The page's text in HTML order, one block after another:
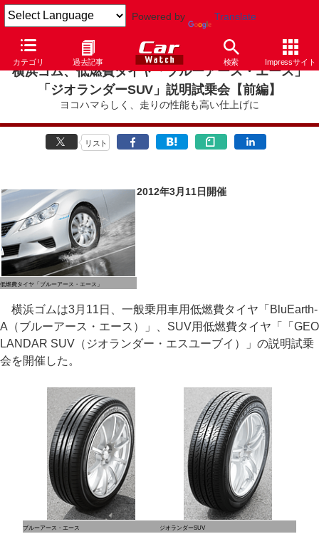
Powered by Translate
カテゴリ 過去記事 検索 Impressサイト
横浜ゴム、低燃費タイヤ「ブルーアース・エース」
「ジオランダーSUV」説明試乗会【前編】
ヨコハマらしく、走りの性能も高い仕上げに
リスト
低燃費タイヤ「ブルーアース・エース」
2012年3月11日開催
横浜ゴムは3月11日、一般乗用車用低燃費タイヤ「BluEarth-
A（ブルーアース・エース）」、SUV用低燃費タイヤ「「GEO
LANDAR SUV（ジオランダー・エスユーブイ）」の説明試乗
会を開催した。
ブルーアース・エース ジオランダーSUV